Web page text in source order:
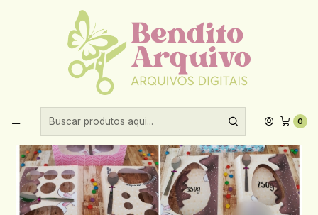
0
Aproveite 10% de desconto ao comprar acima de R$30,00!
Início Datas comemorativas
Pascoa
Arquivo Páscoa Maleta Páscoa